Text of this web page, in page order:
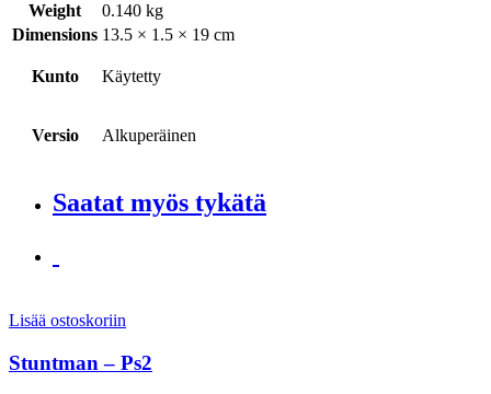
Weight
0.140 kg
Dimensions 13.5 × 1.5 × 19 cm
Kunto Käytetty
Versio Alkuperäinen
Saatat myös tykätä
Lisää ostoskoriin
Stuntman – Ps2